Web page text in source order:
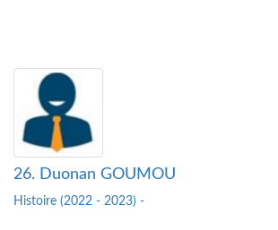
26. Duonan GOUMOU
Histoire (2022 - 2023) -